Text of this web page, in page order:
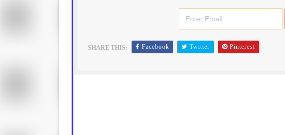
SHARE THIS: Facebook Twitter Pinterest